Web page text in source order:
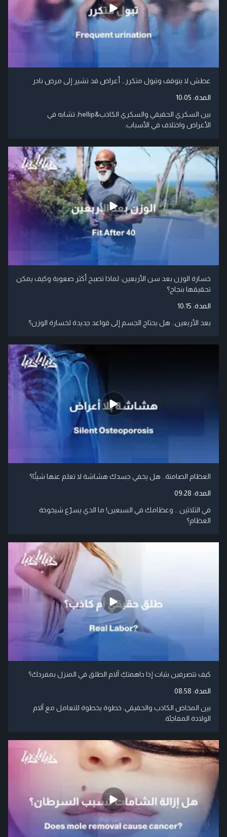
عطش لا يتوقف وتبول متكرر… أعراض قد تشير إلى مرض نادر
المدة: 10:05
بين السكري الحقيقي والسكري الكاذب&hellip; تشابه في
الأعراض واختلاف في الأسباب.
خسارة الوزن بعد سن الأربعين: لماذا تصبح أكثر صعوبة وكيف يمكن
تحقيقها بنجاح؟
المدة: 10:15
بعد الأربعين.. هل يحتاج الجسم إلى قواعد جديدة لخسارة الوزن؟
العظام الصامتة.. هل يخفي جسدك هشاشة لا تعلم عنها شيئًا؟
المدة: 09:28
في الثلاثين .. وعظامك في السبعين! ما الذي يسرّع شيخوخة
العظام؟
كيف تتصرفين بثبات إذا داهمتكِ آلام الطلق في المنزل بمفردك؟
المدة: 08:58
بين المخاض الكاذب والحقيقي: خطوة بخطوة للتعامل مع آلام
الولادة المفاجئة.